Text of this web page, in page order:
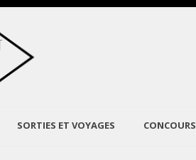
SORTIES ET VOYAGES CONCOURS